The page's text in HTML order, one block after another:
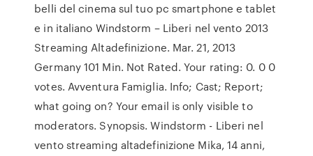
belli del cinema sul tuo pc smartphone e tablet
e in italiano Windstorm – Liberi nel vento 2013
Streaming Altadefinizione. Mar. 21, 2013
Germany 101 Min. Not Rated. Your rating: 0. 0 0
votes. Avventura Famiglia. Info; Cast; Report;
what going on? Your email is only visible to
moderators. Synopsis. Windstorm - Liberi nel
vento streaming altadefinizione Mika, 14 anni,